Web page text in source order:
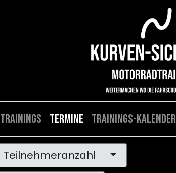
Trainings Termine Trainings-Kalender
Teilnehmeranzahl